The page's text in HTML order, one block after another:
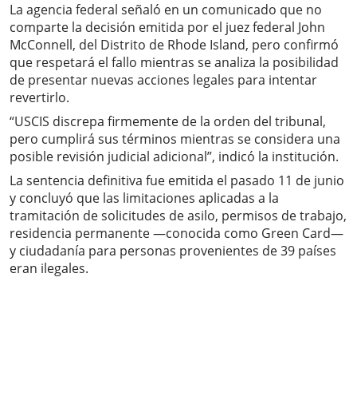
La agencia federal señaló en un comunicado que no
comparte la decisión emitida por el juez federal John
McConnell, del Distrito de Rhode Island, pero confirmó
que respetará el fallo mientras se analiza la posibilidad
de presentar nuevas acciones legales para intentar
revertirlo.
“USCIS discrepa firmemente de la orden del tribunal,
pero cumplirá sus términos mientras se considera una
posible revisión judicial adicional”, indicó la institución.
La sentencia definitiva fue emitida el pasado 11 de junio
y concluyó que las limitaciones aplicadas a la
tramitación de solicitudes de asilo, permisos de trabajo,
residencia permanente —conocida como Green Card—
y ciudadanía para personas provenientes de 39 países
eran ilegales.